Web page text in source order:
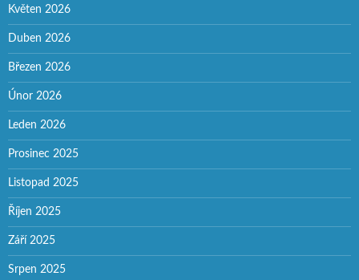
Květen 2026
Duben 2026
Březen 2026
Únor 2026
Leden 2026
Prosinec 2025
Listopad 2025
Říjen 2025
Září 2025
Srpen 2025